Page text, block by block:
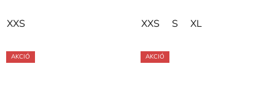
XXS XXS S XL
AKCIÓ AKCIÓ